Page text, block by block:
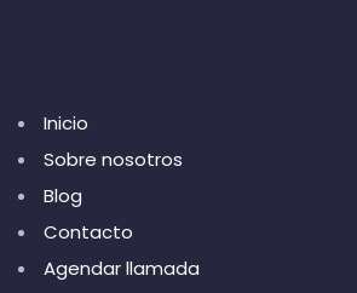
Inicio
Sobre nosotros
Blog
Contacto
Agendar llamada